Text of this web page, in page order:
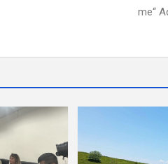
me“